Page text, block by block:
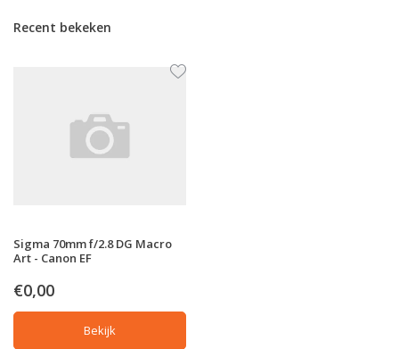
Recent bekeken
Sigma 70mm f/2.8 DG Macro
Art - Canon EF
€0,00
Bekijk